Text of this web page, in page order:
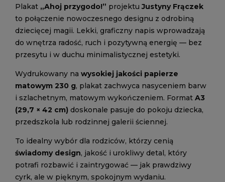
Plakat „Ahoj przygodo!” projektuJustyny Frączek
to połączenie nowoczesnego designu z odrobiną
dziecięcej magii. Lekki, graficzny napis wprowadzają
do wnętrza radość, ruch i pozytywną energię — bez
przesytu i w duchu minimalistycznej estetyki.
Wydrukowany na wysokiej jakości papierze
matowym 230 g, plakat zachwyca nasyceniem barw
i szlachetnym, matowym wykończeniem. Format A3
(29,7 × 42 cm) doskonale pasuje do pokoju dziecka,
przedszkola lub rodzinnej galerii ściennej.
To idealny wybór dla rodziców, którzy cenią
świadomy design, jakość i urokliwy detal, który
potrafi rozbawić i zaintrygować — jak prawdziwy
cyrk, ale w pięknym, spokojnym wydaniu.